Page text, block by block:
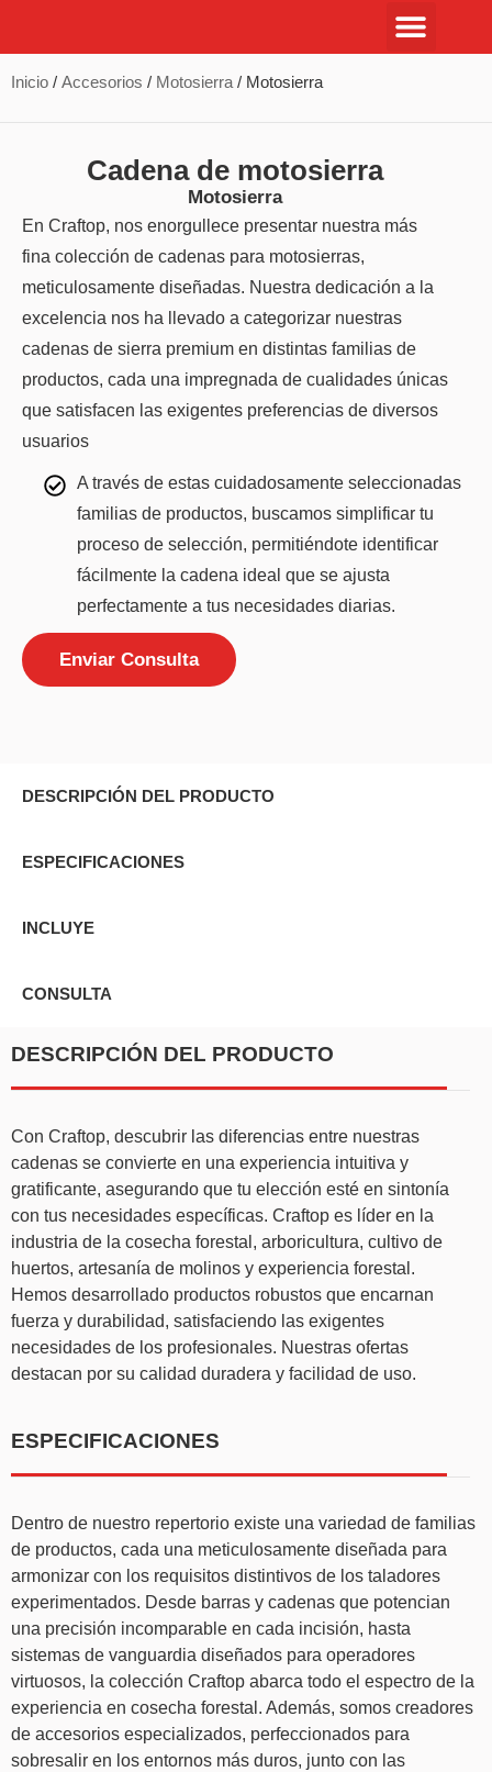
Inicio / Accesorios / Motosierra / Motosierra
Cadena de motosierra
Motosierra
En Craftop, nos enorgullece presentar nuestra más
fina colección de cadenas para motosierras,
meticulosamente diseñadas. Nuestra dedicación a la
excelencia nos ha llevado a categorizar nuestras
cadenas de sierra premium en distintas familias de
productos, cada una impregnada de cualidades únicas
que satisfacen las exigentes preferencias de diversos
usuarios
A través de estas cuidadosamente seleccionadas
familias de productos, buscamos simplificar tu
proceso de selección, permitiéndote identificar
fácilmente la cadena ideal que se ajusta
perfectamente a tus necesidades diarias.
Enviar Consulta
DESCRIPCIÓN DEL PRODUCTO
ESPECIFICACIONES
INCLUYE
CONSULTA
DESCRIPCIÓN DEL PRODUCTO
Con Craftop, descubrir las diferencias entre nuestras
cadenas se convierte en una experiencia intuitiva y
gratificante, asegurando que tu elección esté en sintonía
con tus necesidades específicas. Craftop es líder en la
industria de la cosecha forestal, arboricultura, cultivo de
huertos, artesanía de molinos y experiencia forestal.
Hemos desarrollado productos robustos que encarnan
fuerza y durabilidad, satisfaciendo las exigentes
necesidades de los profesionales. Nuestras ofertas
destacan por su calidad duradera y facilidad de uso.
ESPECIFICACIONES
Dentro de nuestro repertorio existe una variedad de familias
de productos, cada una meticulosamente diseñada para
armonizar con los requisitos distintivos de los taladores
experimentados. Desde barras y cadenas que potencian
una precisión incomparable en cada incisión, hasta
sistemas de vanguardia diseñados para operadores
virtuosos, la colección Craftop abarca todo el espectro de la
experiencia en cosecha forestal. Además, somos creadores
de accesorios especializados, perfeccionados para
sobresalir en los entornos más duros, junto con las